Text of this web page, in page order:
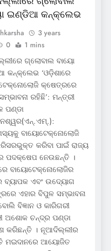
ଇଣ୍ଡିଆ କନ୍‌କ୍ଲେଭ
3 years
0 1 mins
ଗ୍ଲୋବାଲ ବାୟୋ
କନ୍‌କ୍ଲେଭ ‘ଓଡ଼ିଶାରେ
କ୍ଷେତ୍ରରେ
ରହିଛି’: ମନ୍ତ୍ରୀ
ପଣ୍ଡା
ବାୟୋଟେକ୍ନୋଲୋଜି
କରିବା ପାଇଁ ରାଜ୍ୟ
ପଦକ୍ଷେପ ନେଉଛନ୍ତି ।
ବାୟୋଟେକ୍ନୋଲୋଜିର
ବ୍ୟାପକ ଏବଂ ଉଦ୍ୟୋଗ
ଏହାର ବିପୁଳ ସମ୍ଭାବନା
ବିଜ୍ଞାନ ଓ କାରିଗରୀ
ଅଶୋକ ଚନ୍ଦ୍ର ପଣ୍ଡା
କରିଛନ୍ତି । ନୂଆଦିଲ୍ଲୀର
ମଇଦାନରେ ଆୟୋଜିତ